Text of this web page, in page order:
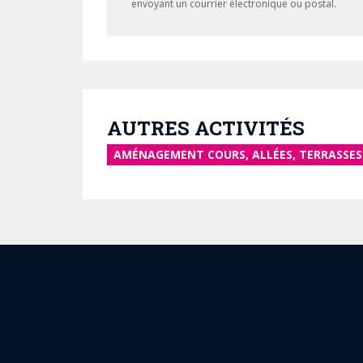
envoyant un courrier électronique ou postal.
AUTRES ACTIVITÉS
AMÉNAGEMENT COURS, ALLÉES, TERRASSES